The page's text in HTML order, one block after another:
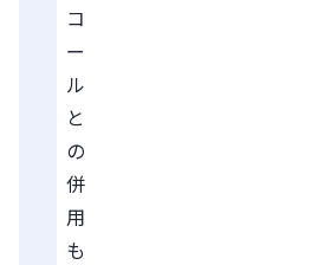
コ
ー
ル
と
の
併
用
も